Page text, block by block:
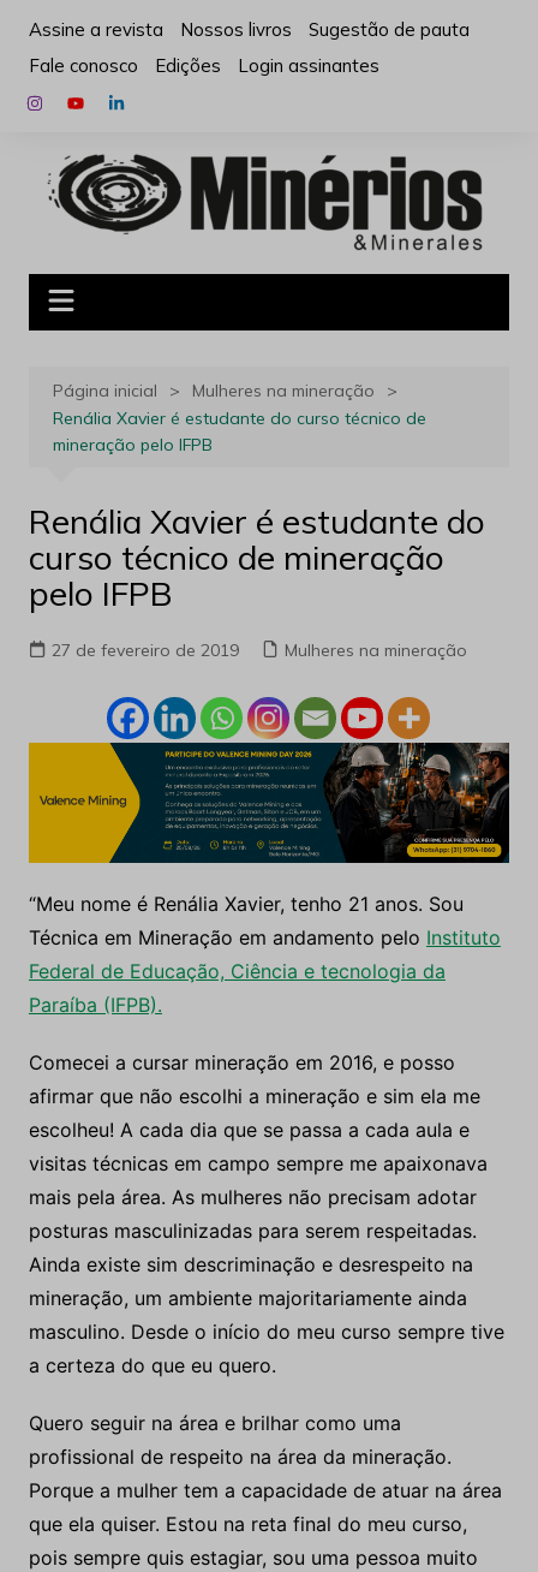
para
conteúdo
Assine a revista Nossos livros
Sugestão de pauta
Fale conosco
Edições Login assinantes
Página inicial
Mulheres na mineração
Renália Xavier é estudante do curso técnico de
mineração pelo IFPB
Renália Xavier é estudante do
curso técnico de mineração
pelo IFPB
27 de fevereiro de 2019 Mulheres na mineração
“Meu nome é Renália Xavier, tenho 21 anos. Sou
Técnica em Mineração em andamento pelo Instituto
Federal de Educação, Ciência e tecnologia da
Paraíba (IFPB).
Comecei a cursar mineração em 2016, e posso
afirmar que não escolhi a mineração e sim ela me
escolheu! A cada dia que se passa a cada aula e
visitas técnicas em campo sempre me apaixonava
mais pela área. As mulheres não precisam adotar
posturas masculinizadas para serem respeitadas.
Ainda existe sim descriminação e desrespeito na
mineração, um ambiente majoritariamente ainda
masculino. Desde o início do meu curso sempre tive
a certeza do que eu quero.
Quero seguir na área e brilhar como uma
profissional de respeito na área da mineração.
Porque a mulher tem a capacidade de atuar na área
que ela quiser. Estou na reta final do meu curso,
pois sempre quis estagiar, sou uma pessoa muito